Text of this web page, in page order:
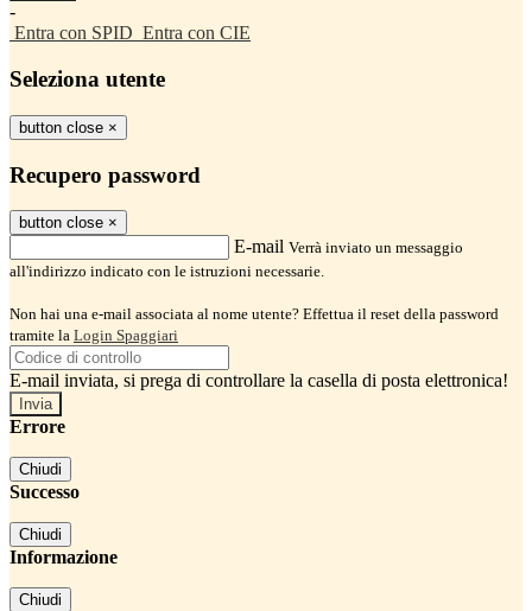
-
Entra con SPID Entra con CIE
Seleziona utente
button close ×
Recupero password
button close ×
E-mail Verrà inviato un messaggio
all'indirizzo indicato con le istruzioni necessarie.
Non hai una e-mail associata al nome utente? Effettua il reset della password
tramite la Login Spaggiari
E-mail inviata, si prega di controllare la casella di posta elettronica!
Errore
Chiudi
Successo
Chiudi
Informazione
Chiudi